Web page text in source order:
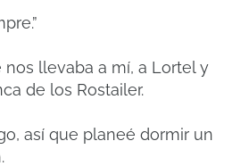
nos llevaba a mí, a Lortel y
de los Rostailer.
así que planeé dormir un